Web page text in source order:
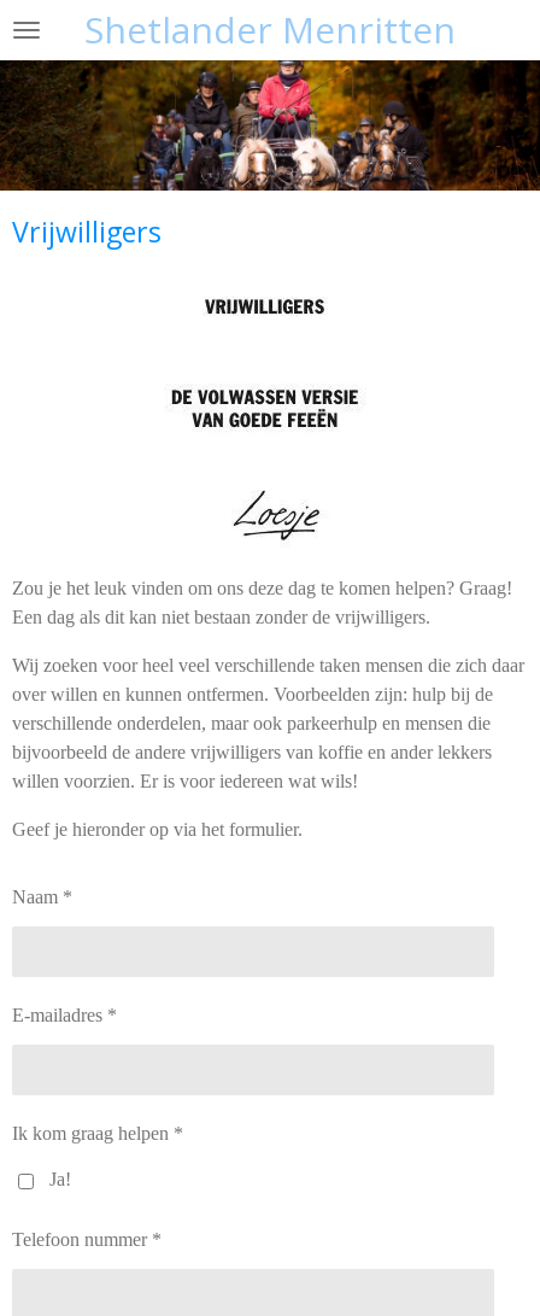
Ga
naar
de
hoofdinhoud
Shetlander Menritten
Vrijwilligers
Zou je het leuk vinden om ons deze dag te komen helpen? Graag!
Een dag als dit kan niet bestaan zonder de vrijwilligers.
Wij zoeken voor heel veel verschillende taken mensen die zich daar
over willen en kunnen ontfermen. Voorbeelden zijn: hulp bij de
verschillende onderdelen, maar ook parkeerhulp en mensen die
bijvoorbeeld de andere vrijwilligers van koffie en ander lekkers
willen voorzien. Er is voor iedereen wat wils!
Geef je hieronder op via het formulier.
Naam *
E-mailadres *
Ik kom graag helpen *
Ja!
Telefoon nummer *